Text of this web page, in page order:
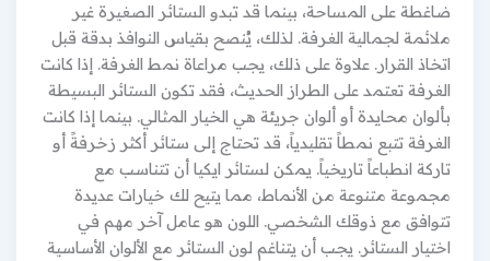
ضاغطة على المساحة، بينما قد تبدو الستائر الصغيرة غير
ملائمة لجمالية الغرفة. لذلك، يُنصح بقياس النوافذ بدقة قبل
اتخاذ القرار. علاوة على ذلك، يجب مراعاة نمط الغرفة. إذا كانت
الغرفة تعتمد على الطراز الحديث، فقد تكون الستائر البسيطة
بألوان محايدة أو ألوان جريئة هي الخيار المثالي. بينما إذا كانت
الغرفة تتبع نمطاً تقليدياً، قد تحتاج إلى ستائر أكثر زخرفةً أو
تاركة انطباعاً تاريخياً. يمكن لستائر ايكيا أن تتناسب مع
مجموعة متنوعة من الأنماط، مما يتيح لك خيارات عديدة
تتوافق مع ذوقك الشخصي. اللون هو عامل آخر مهم في
اختيار الستائر. يجب أن يتناغم لون الستائر مع الألوان الأساسية